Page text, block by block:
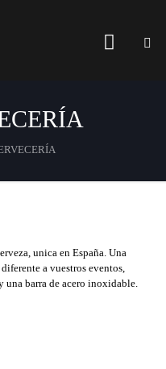
unica en España. Una
a vuestros eventos,
una barra de acero inoxidable.